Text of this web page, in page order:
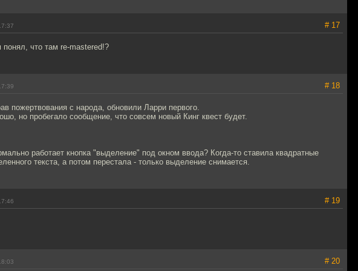
# 17
понял, что там re-mastered!?
# 18
пожертвования с народа, обновили Ларри первого.
но пробегало сообщение, что совсем новый Кинг квест будет.
работает кнопка "выделение" под окном ввода? Когда-то ставила квадратные
текста, а потом перестала - только выделение снимается.
# 19
# 20